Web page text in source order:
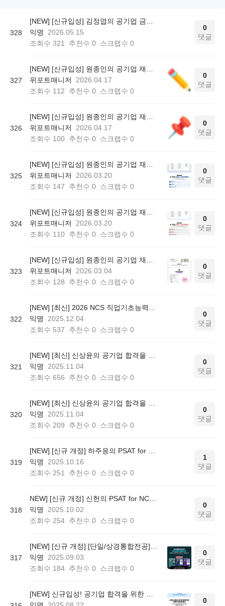
328
익명
2026.05.15
조회수 321 추천수 0 스크랩수 0
0
댓글
327
위포트매니저
2026.04.17
조회수 112 추천수 0 스크랩수 0
0
댓글
326
위포트매니저
2026.04.17
조회수 100 추천수 0 스크랩수 0
0
댓글
325
위포트매니저
2026.03.20
조회수 147 추천수 0 스크랩수 0
0
댓글
324
위포트매니저
2026.03.20
조회수 110 추천수 0 스크랩수 0
0
댓글
323
위포트매니저
2026.03.04
조회수 128 추천수 0 스크랩수 0
0
댓글
322
익명
2025.12.04
조회수 537 추천수 0 스크랩수 0
0
댓글
321
익명
2025.11.04
조회수 656 추천수 0 스크랩수 0
0
댓글
320
익명
2025.11.04
조회수 209 추천수 0 스크랩수 0
0
댓글
319
익명
2025.10.16
조회수 251 추천수 0 스크랩수 0
1
댓글
318
익명
2025.10.02
조회수 254 추천수 0 스크랩수 0
0
댓글
317
익명
2025.09.03
조회수 184 추천수 0 스크랩수 0
0
댓글
0